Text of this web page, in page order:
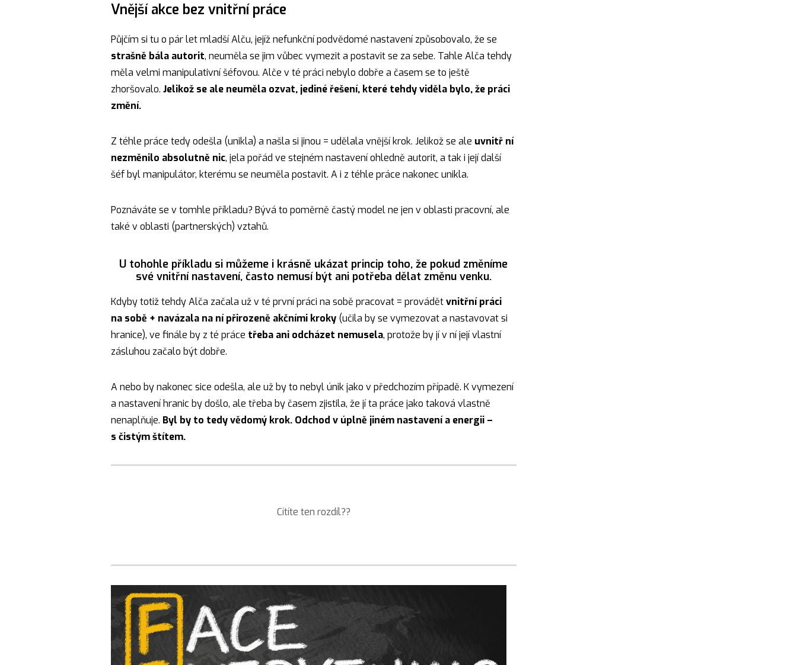
Vnější akce bez vnitřní práce
Půjčím si tu o pár let mladší Alču, jejíž nefunkční podvědomé nastavení způsobovalo, že se
strašně bála autorit, neuměla se jim vůbec vymezit a postavit se za sebe. Tahle Alča tehdy
měla velmi manipulativní šéfovou. Alče v té práci nebylo dobře a časem se to ještě
zhoršovalo. Jelikož se ale neuměla ozvat, jediné řešení, které tehdy viděla bylo, že práci
změní.
Z téhle práce tedy odešla (unikla) a našla si jinou = udělala vnější krok. Jelikož se ale uvnitř ní
nezměnilo absolutně nic, jela pořád ve stejném nastavení ohledně autorit, a tak i její další
šéf byl manipulátor, kterému se neuměla postavit. A i z téhle práce nakonec unikla.
Poznáváte se v tomhle příkladu? Bývá to poměrně častý model ne jen v oblasti pracovní, ale
také v oblasti (partnerských) vztahů.
U tohohle příkladu si můžeme i krásně ukázat princip toho, že pokud změníme
své vnitřní nastavení, často nemusí být ani potřeba dělat změnu venku.
Kdyby totiž tehdy Alča začala už v té první práci na sobě pracovat = provádětvnitřní práci
na sobě + navázala na ní přirozeně akčními kroky (učila by se vymezovat a nastavovat si
hranice), ve finále by z té práce třeba ani odcházet nemusela, protože by jí v ní její vlastní
zásluhou začalo být dobře.
A nebo by nakonec sice odešla, ale už by to nebyl únik jako v předchozím případě. K vymezení
a nastavení hranic by došlo, ale třeba by časem zjistila, že jí ta práce jako taková vlastně
nenaplňuje. Byl by to tedy vědomý krok. Odchod v úplně jiném nastavení a energii –
s čistým štítem.
Cítíte ten rozdíl??